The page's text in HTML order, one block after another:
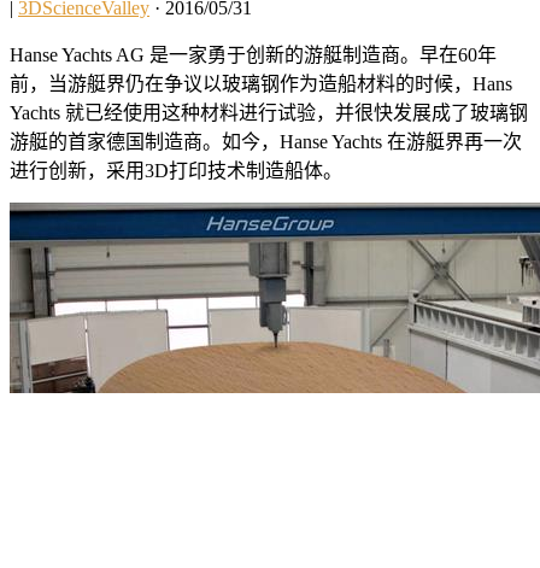
| 3DScienceValley · 2016/05/31
Hanse Yachts AG 是一家勇于创新的游艇制造商。早在60年
前，当游艇界仍在争议以玻璃钢作为造船材料的时候，Hans
Yachts 就已经使用这种材料进行试验，并很快发展成了玻璃钢
游艇的首家德国制造商。如今，Hanse Yachts 在游艇界再一次
进行创新，采用3D打印技术制造船体。